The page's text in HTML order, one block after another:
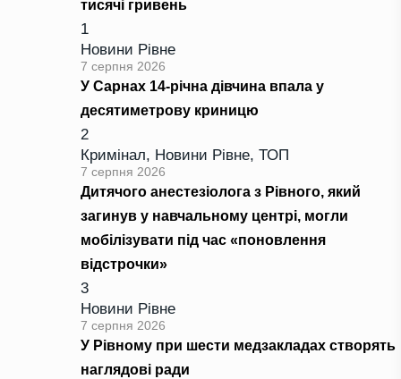
тисячі гривень
1
Новини Рівне
7 серпня 2026
У Сарнах 14-річна дівчина впала у
десятиметрову криницю
2
Кримінал, Новини Рівне, ТОП
7 серпня 2026
Дитячого анестезіолога з Рівного, який
загинув у навчальному центрі, могли
мобілізувати під час «поновлення
відстрочки»
3
Новини Рівне
7 серпня 2026
У Рівному при шести медзакладах створять
наглядові ради